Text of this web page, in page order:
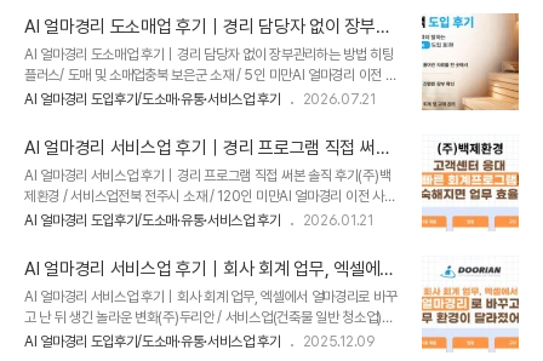
AI 얼마경리 도소매업 후기｜경리 담당자 없이 장부관
리하는 방법
AI 얼마경리 도소매업 후기｜경리 담당자 없이 장부관리하는 방법 히팅
플러스/ 도매 및 소매업충북 보은군 소재 / 5인 미만AI 얼마경리 이전 사
용 프로그램 : -기존 프로그램은 몇 달을 써도 너무 어려웠어요 히팅플러
인데요. 별도의 경리 인력을 두지 않고 사장님이 직접 매출과 장부를 관
리하고 있었습니다. 따라서 복잡한 회계 기능보다는 거래내역을 빠르게
확인하고 쉽게 사용할 수 있는 프로그램이 더 중요했습니다. 처음에는 가
격이 높은 제품일수록 기능도 뛰어날 것이라는 생각으로 전문 회계프로
그램을 선택했습니다. 하지만 실제로 몇 달간 사용해 보니 회계 용어와
다.세무사가 사용하는..
AI 얼마경리 도입후기/도소매·유통·서비스업 후기 2026.07.21
AI 얼마경리 서비스업 후기｜경리 프로그램 직접 써본
솔직 후기
AI 얼마경리 서비스업 후기｜경리 프로그램 직접 써본 솔직 후기(주)백
제환경 / 서비스업전북 전주시 소재 / 120인 미만AI 얼마경리 이전 사용
프로그램 : -(주)백제환경은 서비스업 기반 기업으로,이전부터 AI 얼마경
질 업무 효율을 기대한다​고 말씀해 주셨습니다.​AI 얼마경리를 사용 중인
고객의 생생한 후기를지금 바로 들려드리겠습니다!​ 이전 회사 때부터 써
보고 싶었던 프로그램, AI 얼마경리! 회계프로그램을 사용하지 않는 회사
에서 경리·회계 업무를 맡다 보면“프로그램 하나만 잘 써도 업무가 훨씬
편해질 텐데”라는 생각을 한 번쯤은 하게 됩니다.​그러다 보니 주변에서
AI 얼마경리 도입후기/도소매·유통·서비스업 후기 2026.01.21
AI 얼마경리 서비스업 후기｜회사 회계 업무, 엑셀에서
얼마경리로 바꾸고 난 뒤 생긴 놀라운 변화
AI 얼마경리 서비스업 후기｜회사 회계 업무, 엑셀에서 얼마경리로 바꾸
고 난 뒤 생긴 놀라운 변화(주)두리안 / 서비스업(건축물 일반 청소업)충
북 청주시 소재 / 100인 미만AI 얼마경리 이전 사용 프로그램 : 엑셀(주)
AI 얼마경리 도입후기/도소매·유통·서비스업 후기 2025.12.09